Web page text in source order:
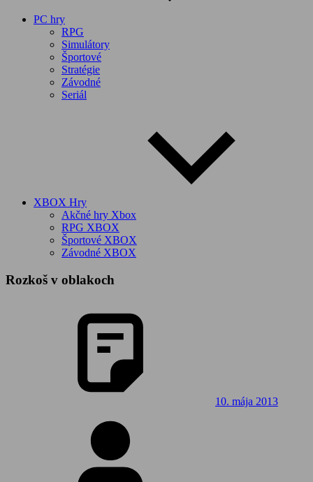
PC hry
RPG
Simulátory
Športové
Stratégie
Závodné
Seriál
XBOX Hry
Akčné hry Xbox
RPG XBOX
Športové XBOX
Závodné XBOX
Rozkoš v oblakoch
10. mája 2013